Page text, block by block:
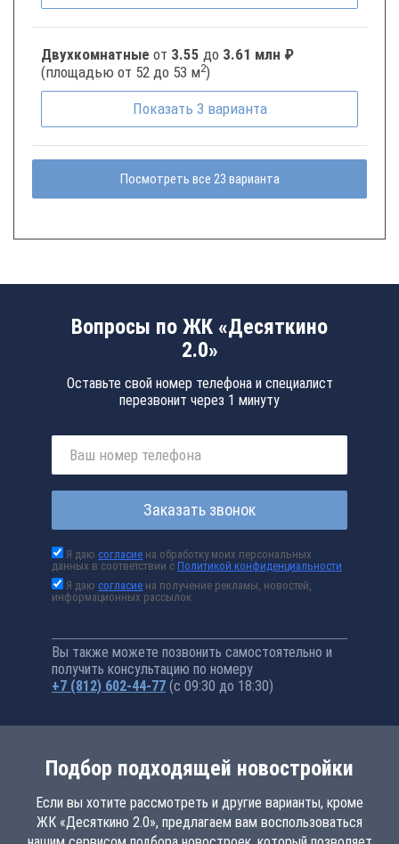
Двухкомнатные от 3.55 до 3.61 млн ₽
(площадью от 52 до 53 м2)
Показать 3 варианта
Посмотреть все 23 варианта
Вопросы по ЖК «Десяткино
2.0»
Оставьте свой номер телефона и специалист
перезвонит через 1 минуту
Заказать звонок
Я даюсогласие на обработку моих персональных
данных в соответствии сПолитикой конфиденциальности
Я даюсогласие на получение рекламы, новостей,
информационных рассылок
Вы также можете позвонить самостоятельно и
получить консультацию по номеру
+7 (812) 602-44-77 (с 09:30 до 18:30)
Подбор подходящей новостройки
Если вы хотите рассмотреть и другие варианты, кроме
ЖК «Десяткино 2.0», предлагаем вам воспользоваться